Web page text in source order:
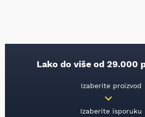
Lako do više od 29.000
Izaberite proizvod
Izaberite isporuku